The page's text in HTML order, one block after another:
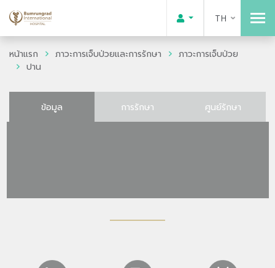
TH
หน้าแรก ภาวะการเจ็บป่วยและการรักษา
ภาวะการเจ็บป่วย
ปาน
ข้อมูล การรักษา ศูนย์รักษา